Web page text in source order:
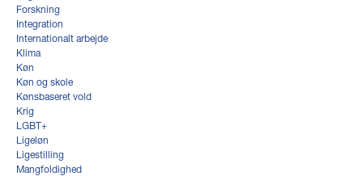
Forskning
Integration
Internationalt arbejde
Klima
Køn
Køn og skole
Kønsbaseret vold
Krig
LGBT+
Ligeløn
Ligestilling
Mangfoldighed